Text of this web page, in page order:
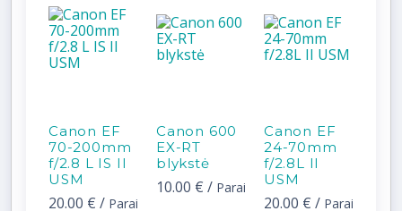
Canon EF
70-200mm
f/2.8 L IS II
USM
20.00 € / Parai
Canon 600
EX-RT
blykstė
10.00 € / Parai
Canon EF
24-70mm
f/2.8L II
USM
20.00 € / Parai